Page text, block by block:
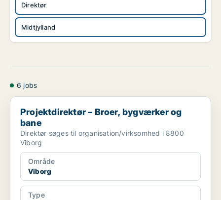
Direktør
Midtjylland
6 jobs
Projektdirektør – Broer, bygværker og bane
Projektdirektør – Broer, bygværker og
bane
Direktør søges til organisation/virksomhed i 8800
Viborg
Område
Viborg
Type